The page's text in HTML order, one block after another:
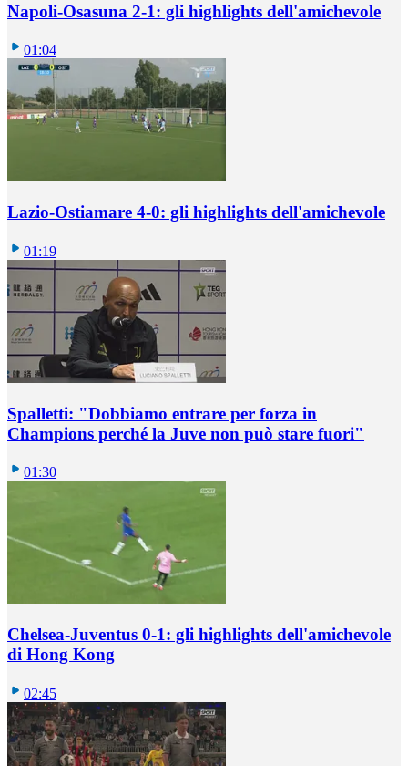
Napoli-Osasuna 2-1: gli highlights dell'amichevole
01:04
Lazio-Ostiamare 4-0: gli highlights dell'amichevole
01:19
Spalletti: "Dobbiamo entrare per forza in
Champions perché la Juve non può stare fuori"
01:30
Chelsea-Juventus 0-1: gli highlights dell'amichevole
di Hong Kong
02:45